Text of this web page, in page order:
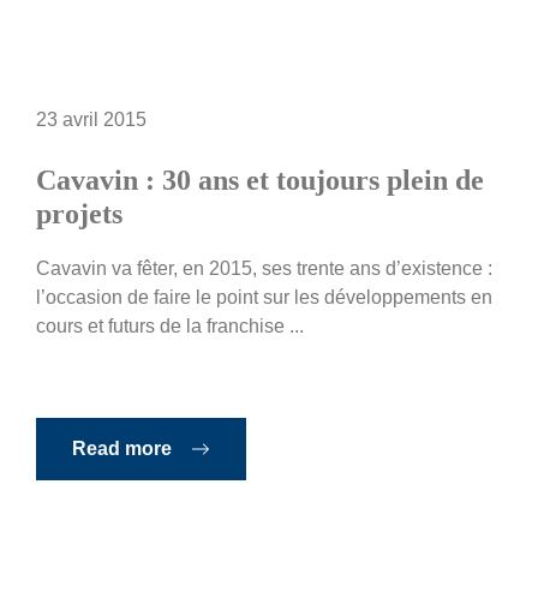
23 avril 2015
Cavavin : 30 ans et toujours plein de
projets
Cavavin va fêter, en 2015, ses trente ans d’existence :
l’occasion de faire le point sur les développements en
cours et futurs de la franchise ...
Read more